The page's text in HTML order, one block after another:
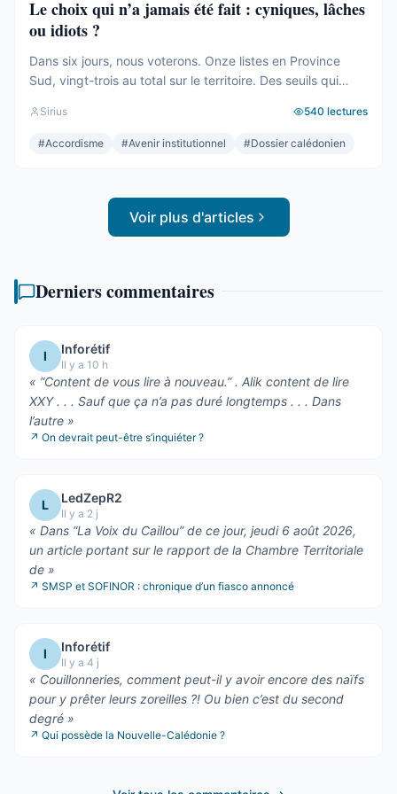
Le choix qui n’a jamais été fait : cyniques, lâches
ou idiots ?
Dans six jours, nous voterons. Onze listes en Province
Sud, vingt-trois au total sur le territoire. Des seuils qui
le soir même, dans les couloirs, loin des électeurs. Tout
cela compte. Tout cela a été décrit ici, semaine après
Sirius 540 lectures
#Accordisme #Avenir institutionnel #Dossier calédonien
Voir plus d'articles
Derniers commentaires
I Inforétif
Il y a 10 h
« “Content de vous lire à nouveau.” . Alik content de lire
XXY . . . Sauf que ça n’a pas duré longtemps . . . Dans
l’autre »
↗ On devrait peut-être s’inquiéter ?
L LedZepR2
Il y a 2 j
« Dans “La Voix du Caillou” de ce jour, jeudi 6 août 2026,
un article portant sur le rapport de la Chambre Territoriale
de »
↗ SMSP et SOFINOR : chronique d’un fiasco annoncé
I Inforétif
Il y a 4 j
« Couillonneries, comment peut-il y avoir encore des naïfs
pour y prêter leurs zoreilles ?! Ou bien c’est du second
degré »
↗ Qui possède la Nouvelle-Calédonie ?